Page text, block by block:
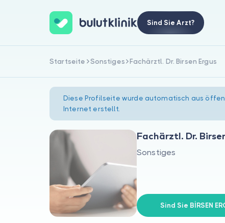
Sind Sie Arzt?
Startseite Sonstiges Fachärztl. Dr. Birsen Ergus
Diese Profilseite wurde automatisch aus
Internet erstellt.
Fachärztl. Dr.
Sonstiges
Sind Sie BİRSEN